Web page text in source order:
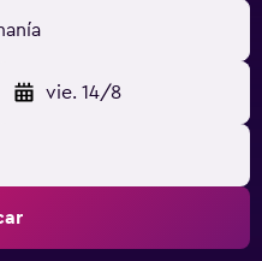
vie. 14/8